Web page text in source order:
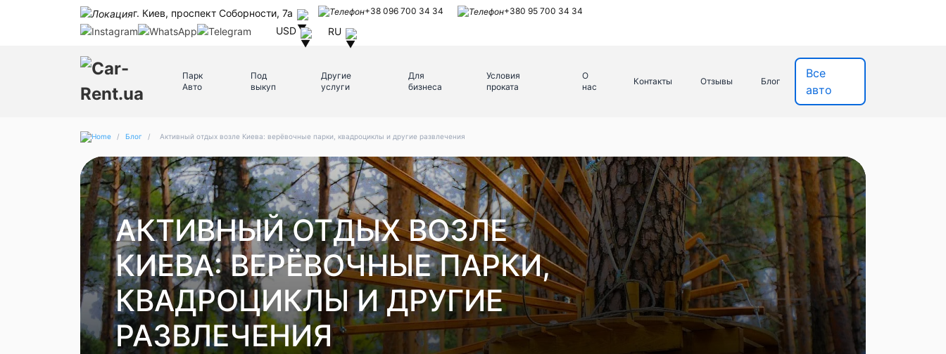
г. Киев, проспект Соборности, 7а +38 096 700 34 34 +380 95 700 34 34
USD RU
Парк
Авто
Под
выкуп
Другие
услуги
Для
бизнеса
Условия
проката
О
нас
Контакты Отзывы Блог
Все
авто
/ Блог / Активный отдых возле Киева: верёвочные парки, квадроциклы и другие развлечения
АКТИВНЫЙ ОТДЫХ ВОЗЛЕ
КИЕВА: ВЕРЁВОЧНЫЕ ПАРКИ,
КВАДРОЦИКЛЫ И ДРУГИЕ
РАЗВЛЕЧЕНИЯ